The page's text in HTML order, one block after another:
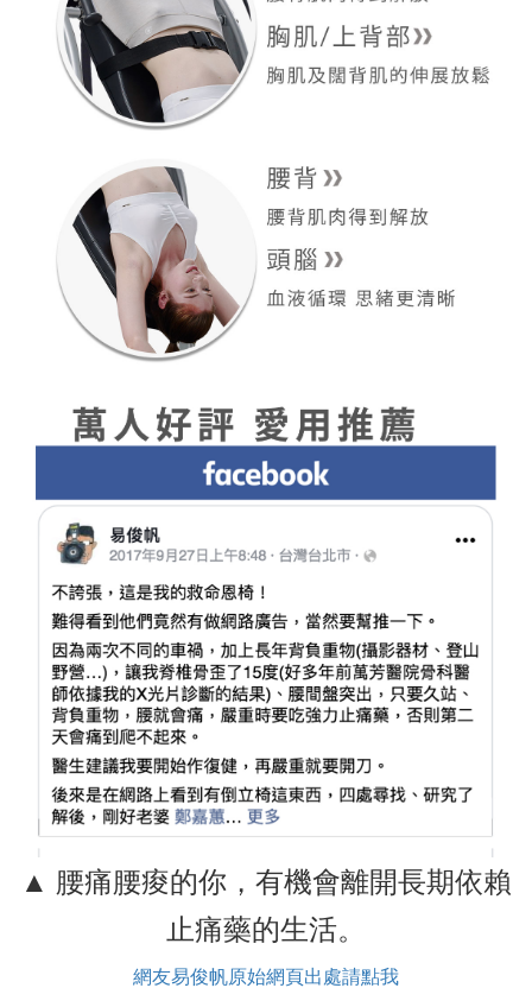
▲ 腰痛腰痠的你，有機會離開長期依賴
止痛藥的生活。
網友易俊帆原始網頁出處請點我